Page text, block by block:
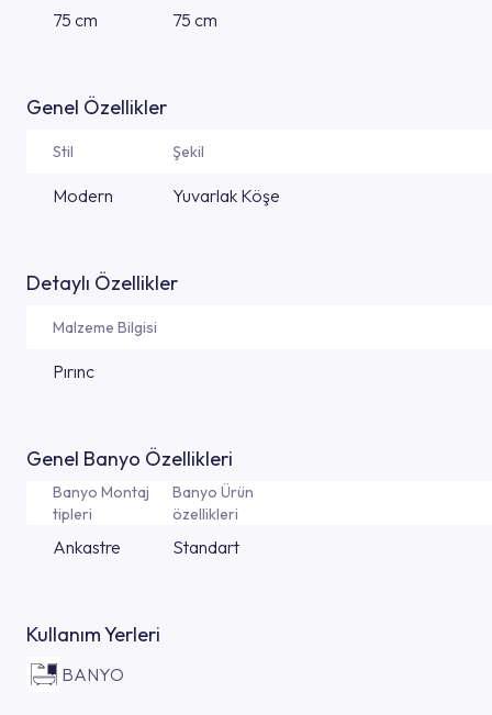
75 cm 75 cm
Genel Özellikler
Stil Şekil
Modern Yuvarlak Köşe
Detaylı Özellikler
Malzeme Bilgisi
Pırınc
Genel Banyo Özellikleri
Banyo Montaj
tipleri
Banyo Ürün
özellikleri
Ankastre Standart
Kullanım Yerleri
BANYO